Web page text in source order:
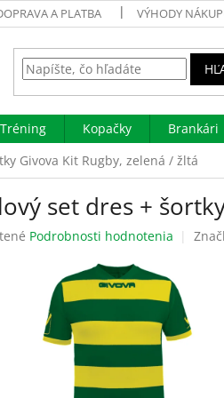
A PLATBA VÝHODY
Tréning Kopačky Brankári
Givova Kit Rugby, zelená / žltá
set dres +
Podrobnosti hodnotenia